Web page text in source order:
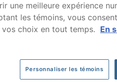
auto
par nos clients pour
Cliquez ici pour
une meilleure expérience
les témoins, vous
choix en tout temps. En
Personnaliser les témoins